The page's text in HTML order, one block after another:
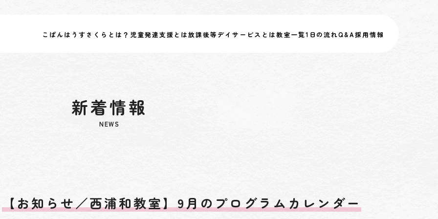
こぱんはうすさくらとは？ 児童発達支援とは放課後等デイサービスとは教室一覧1日の流れQ&A採用情報
新着情報
NEWS
【お知らせ／西浦和教室】9月のプログラムカレンダー